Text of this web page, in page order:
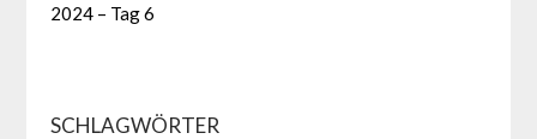
2024 – Tag 6
SCHLAGWÖRTER